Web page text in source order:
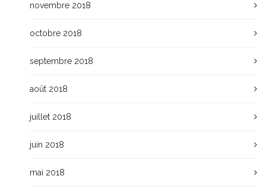
novembre 2018
octobre 2018
septembre 2018
août 2018
juillet 2018
juin 2018
mai 2018